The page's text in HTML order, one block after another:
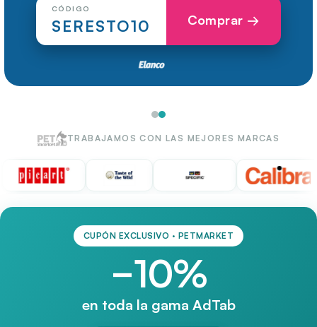
CÓDIGO
SERESTO10 Comprar →
TRABAJAMOS CON LAS MEJORES MARCAS
CUPÓN EXCLUSIVO · PETMARKET
−10%
en toda la gama AdTab